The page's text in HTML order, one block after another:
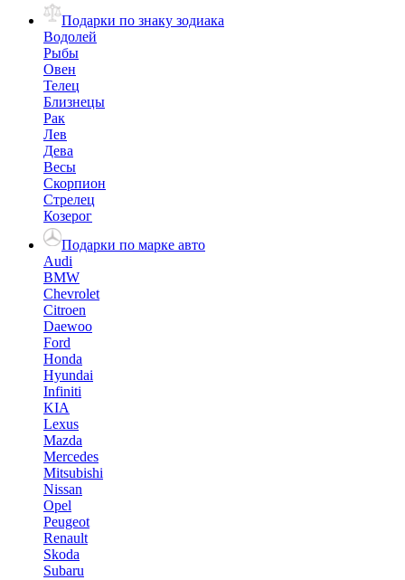
Подарки по знаку зодиака
Водолей
Рыбы
Овен
Телец
Близнецы
Рак
Лев
Дева
Весы
Скорпион
Стрелец
Козерог
Подарки по марке авто
Audi
BMW
Chevrolet
Citroen
Daewoo
Ford
Honda
Hyundai
Infiniti
KIA
Lexus
Mazda
Mercedes
Mitsubishi
Nissan
Opel
Peugeot
Renault
Skoda
Subaru